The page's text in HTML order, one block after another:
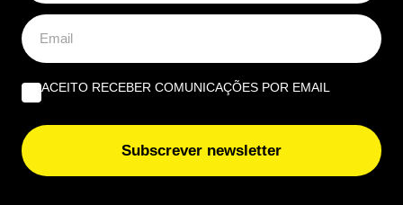
Funcionário de aeroporto avisa: se
tiver este acessório na mala esta pode
“não chegar ao avião”
ACEITO RECEBER COMUNICAÇÕES POR EMAIL
Subscrever newsletter